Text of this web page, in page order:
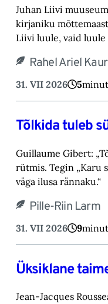
Juhan Liivi
kirjaniku
Liivi luule, vaid
Rahel Ariel Kaur
31. VII 2026 5
Tõlkida tuleb
Guillaume Gibert:
rütmis. Tegin „Karu
väga ilusa rännaku.“
Pille-Riin Larm
31. VII 2026 9
Üksiklane
Jean-Jacques